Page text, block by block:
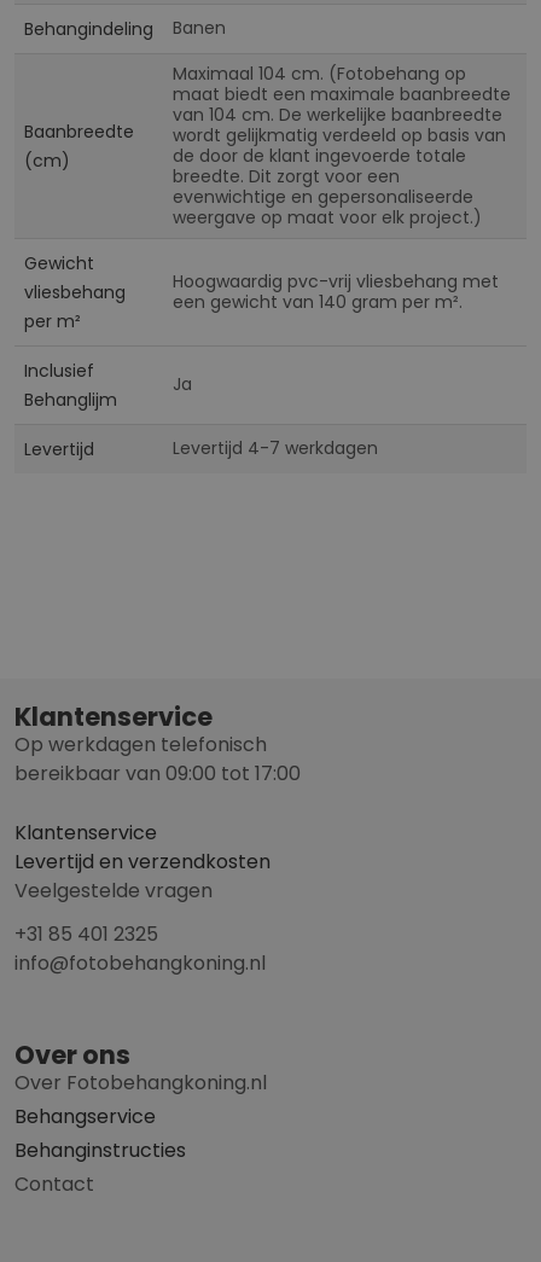
Behangindeling Banen
Baanbreedte
(cm)
Maximaal 104 cm. (Fotobehang op
maat biedt een maximale baanbreedte
van 104 cm. De werkelijke baanbreedte
wordt gelijkmatig verdeeld op basis van
de door de klant ingevoerde totale
breedte. Dit zorgt voor een
evenwichtige en gepersonaliseerde
weergave op maat voor elk project.)
Gewicht
vliesbehang
per m²
Hoogwaardig pvc-vrij vliesbehang met
een gewicht van 140 gram per m².
Inclusief
Behanglijm
Ja
Levertijd Levertijd 4-7 werkdagen
Klantenservice
Op werkdagen telefonisch
bereikbaar van 09:00 tot 17:00
Klantenservice
Levertijd en verzendkosten
Veelgestelde vragen
+31 85 401 2325
info@fotobehangkoning.nl
Over ons
Over Fotobehangkoning.nl
Behangservice
Behanginstructies
Contact